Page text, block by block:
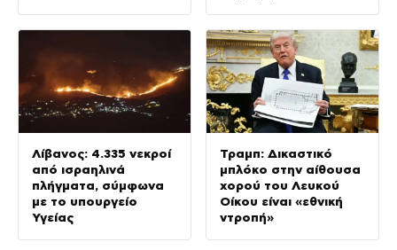
Λίβανος: 4.335 νεκροί
από ισραηλινά
πλήγματα, σύμφωνα
με το υπουργείο
Υγείας
Τραμπ: Δικαστικό
μπλόκο στην αίθουσα
χορού του Λευκού
Οίκου είναι «εθνική
ντροπή»